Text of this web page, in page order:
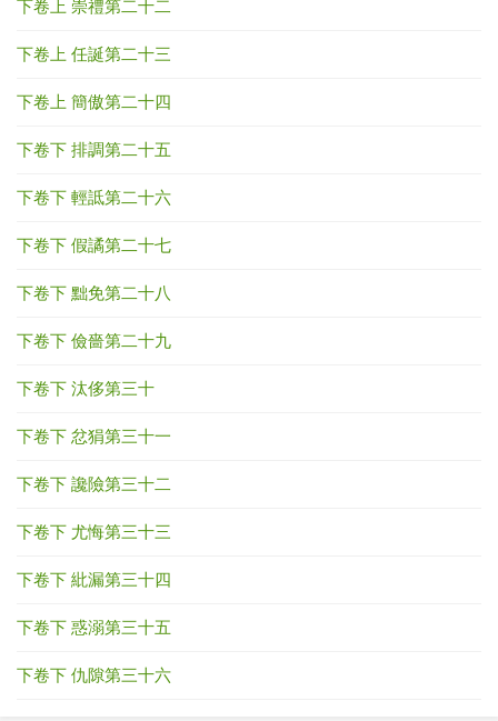
下卷上 崇禮第二十二
下卷上 任誕第二十三
下卷上 簡傲第二十四
下卷下 排調第二十五
下卷下 輕詆第二十六
下卷下 假譎第二十七
下卷下 黜免第二十八
下卷下 儉嗇第二十九
下卷下 汰侈第三十
下卷下 忿狷第三十一
下卷下 讒險第三十二
下卷下 尤悔第三十三
下卷下 紕漏第三十四
下卷下 惑溺第三十五
下卷下 仇隙第三十六